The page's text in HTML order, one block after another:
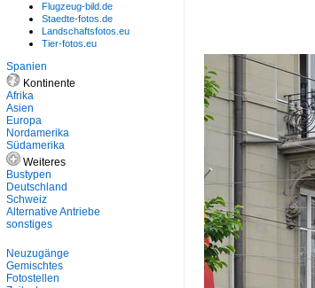
Flugzeug-bild.de
Staedte-fotos.de
Landschaftsfotos.eu
Tier-fotos.eu
Spanien
Kontinente
Afrika
Asien
Europa
Nordamerika
Südamerika
Weiteres
Bustypen
Deutschland
Schweiz
Alternative Antriebe
sonstiges
Neuzugänge
Gemischtes
Fotostellen